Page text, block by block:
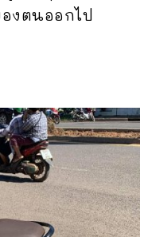
งตนออกไป